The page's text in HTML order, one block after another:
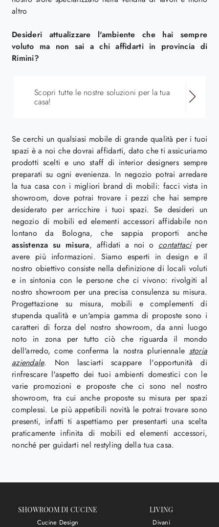
altro
Desideri attualizzare l'ambiente che hai sempre
voluto ma non sai a chi affidarti in provincia di
Rimini?
Scopri tutte le nostre soluzioni per la tua
casa!
Se cerchi un qualsiasi mobile di grande qualità per i tuoi
spazi è a noi che dovrai affidarti, dato che ti assicuriamo
prodotti scelti e uno staff di interior designers sempre
preparati su ogni evenienza. In negozio potrai arredare
la tua casa con i migliori brand di mobili: facci vista in
showroom, dove potrai trovare i pezzi che hai sempre
desiderato per arricchire i tuoi spazi. Se desideri un
negozio di mobili ed elementi accessori affidabile non
lontano da Bologna, che sappia proporti anche
assistenza su misura, affidati a noi o contattaciper
avere più informazioni. Siamo esperti in design e il
nostro obiettivo consiste nella definizione di locali voluti
e in sintonia con le persone che ci vivono: rivolgiti al
nostro showroom per una precisa consulenza su misura.
Progettazione su misura, mobili e complementi di
stupenda qualità e un'ampia gamma di proposte sono i
caratteri di forza del nostro showroom, da anni luogo
noto in zona per tutto ciò che riguarda il mondo
dell'arredo, come conferma la nostra pluriennale storia
aziendale. Non lasciarti scappare l'opportunità di
rinfrescare l'aspetto dei tuoi ambienti domestici con le
varie promozioni e proposte che ci sono nel nostro
showroom, tra cui anche proposte su misura per spazi
complessi. Le più appetibili novità le potrai trovare sono
presenti, infatti ti aspettiamo per presentarti una scelta
praticamente infinita di mobili ed elementi accessori,
nonché per guidarti nel restyling della tua casa.
SHOWROOM DI CUCINE
Cucine Design
LIVING
Divani